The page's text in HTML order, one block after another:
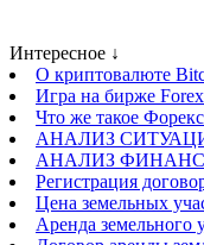
Интересное ↓
О криптовалюте
Игра на бирже
Что же такое
АНАЛИЗ
АНАЛИЗ
Регистрация
Цена земельных
Аренда земельного